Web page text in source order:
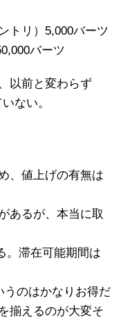
トリ）5,000バーツ
バーツ
以前と変わらず
ない。
、値上げの有無は
あるが、本当に取
。滞在可能期間は
うのはかなりお得だ
揃えるのが大変そ